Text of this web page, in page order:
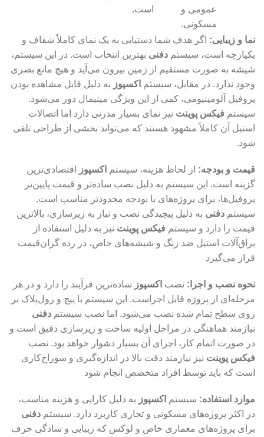
عمومی و
مسکونی.
است.
نما و زیبایی: اگر هدف شما دستیابی به یک نمای کاملاً شفاف و
یکپارچه است، سیستم دفنی بهترین انتخاب است. در این سیستم،
شیشه به صورت مستقیم از زمین بیرون می‌آید و هیچ مانع بصری
وجود ندارد. در مقابل، سیستم اکسپوز به دلیل قابل مشاهده بودن
پروفیل آلومینیومی، کمی از این ویژگی مینیمال دور می‌شود.
سیستم فیکس پوینت نیز نمای بسیار مدرنی دارد اما اتصالات
استیل آن کاملاً مشهود هستند که می‌تواند بخشی از طراحی تلقی
شود.
قیمت و بودجه: از لحاظ هزینه، سیستم اکسپوز
اقتصادی‌ترین
گزینه است. این سیستم به دلیل نصب ساده‌تر و قیمت پایین‌تر
پروفیل‌ها، برای پروژه‌های با بودجه محدودتر مناسب است.
سیستم دفنی به دلیل پیچیدگی نصب و نیاز به زیرسازی، بالاترین
قیمت را دارد و سیستم فیکس پوینت نیز به دلیل استفاده از
یراق‌آلات استیل ضد زنگ و شیشه‌های خاص، در رده گران‌قیمت
قرار می‌گیرد
نحوه نصب و اجرا: نصب اکسپوز ساده‌ترین فرآیند را دارد و در هر
مرحله‌ای از پروژه قابل اجراست. این سیستم با پیچ و رول‌پلاک بر
روی سطح تمام شده نصب می‌شود. اما نصب سیستم دفنی
نیازمند هماهنگی در مراحل اولیه ساخت و زیرسازی دقیق است و
در صورت اتمام کار، اجرای آن بسیار دشوار خواهد بود. نصب
فیکس پوینت نیز نیازمند دقت بالا در اندازه‌گیری و سوراخ‌کاری
است که باید توسط افراد متخصص انجام شود
موارد استفاده: سیستم اکسپوز به دلیل کارایی و هزینه مناسب،
در اکثر پروژه‌های مسکونی و تجاری کاربرد دارد. سیستم دفنی
برای پروژه‌های معماری خاص و لوکس که زیبایی و سادگی حرف